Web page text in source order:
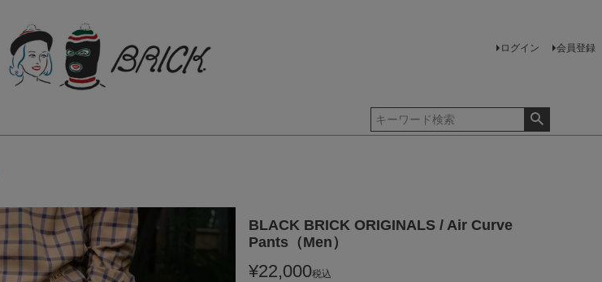
ログイン 会員登録
BLACK BRICK ORIGINALS / Air Curve
Pants（Men）
¥22,000税込